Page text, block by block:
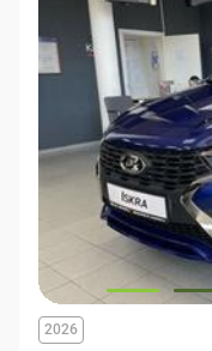
2026